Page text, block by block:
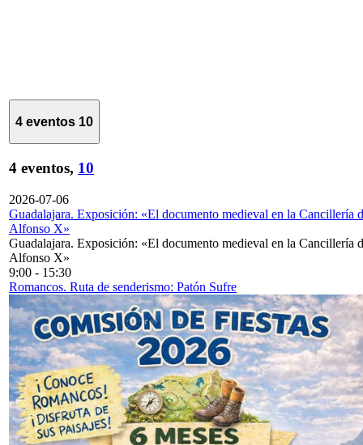
4 eventos 10
4 eventos, 10
2026-07-06
Guadalajara. Exposición: «El documento medieval en la Cancillería
Alfonso X»
Guadalajara. Exposición: «El documento medieval en la Cancillería
Alfonso X»
9:00 - 15:30
Romancos. Ruta de senderismo: Patón Sufre